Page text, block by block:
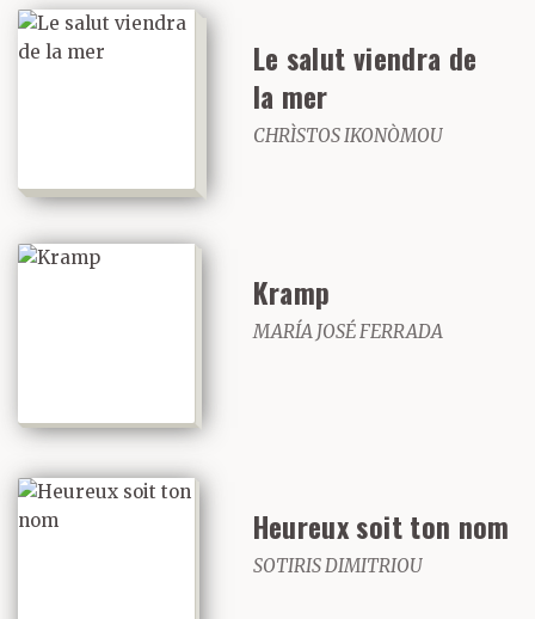
Le salut viendra de
la mer
CHRÌSTOS IKONÒMOU
Kramp
MARÍA JOSÉ FERRADA
Heureux soit ton nom
SOTIRIS DIMITRIOU